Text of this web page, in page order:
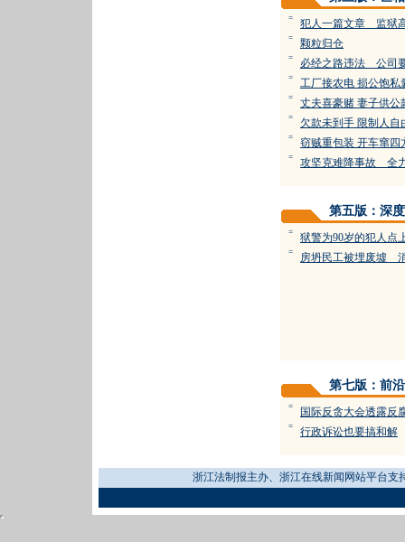
= 犯人一篇文章 监狱
= 颗粒归仓
= 必经之路违法 公司
= 工厂接农电 损公饱私
= 丈夫喜豪赌 妻子供公
= 欠款未到手 限制人自
= 窃贼重包装 开车窜四
= 攻坚克难降事故 全
第五版：深度
= 狱警为90岁的犯人点
= 房坍民工被埋废墟
第七版：前沿
= 国际反贪大会透露反
= 行政诉讼也要搞和解
浙江法制报主办、浙江在线新闻网站平台